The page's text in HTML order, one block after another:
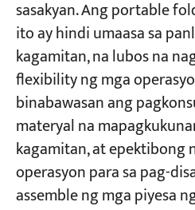
sasakyan. Ang portable
ito ay hindi umaasa sa
kagamitan, na lubos na
flexibility ng mga
binabawasan ang
materyal na
kagamitan, at epektibong
operasyon para sa pag-
assemble ng mga piyesa